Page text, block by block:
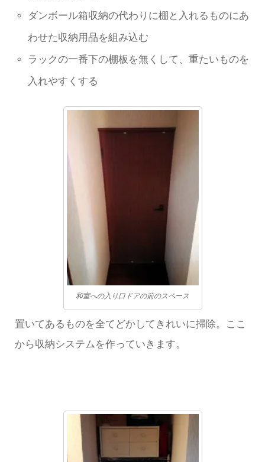
ダンボール箱収納の代わりに棚と入れるものにあ
わせた収納用品を組み込む
ラックの一番下の棚板を無くして、重たいものを
入れやすくする
和室への入り口ドアの前のスペース
置いてあるものを全てどかしてきれいに掃除。ここ
から収納システムを作っていきます。